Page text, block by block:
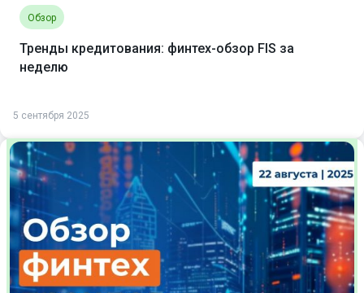
Обзор
Тренды кредитования: финтех-обзор FIS за
неделю
5 сентября 2025